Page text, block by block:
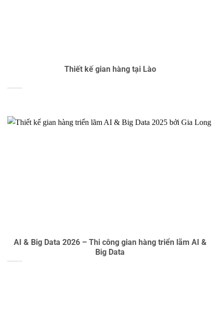
Thiết kế gian hàng tại Lào
AI & Big Data 2026 – Thi công gian hàng triển lãm AI &
Big Data